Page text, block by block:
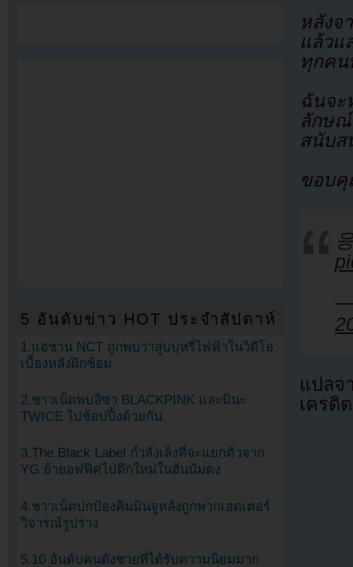
หลัง
แล้วแ
ทุกคน
ฉันจะ
ลักษ
สนับส
ขอบคุ
—
แปล
เครดิ
5 อันดับข่าว HOT ประจำสัปดาห์
1.แฮชาน NCT ถูกพบว่าสูบบุหรี่ไฟฟ้าในวิดีโอ
เบื้องหลังฝึกซ้อม
2.ชาวเน็ตพบลิซ่า BLACKPINK และมินะ
TWICE ไปช้อปปิ้งด้วยกัน
3.The Black Label กำลังเล็งที่จะแยกตัวจาก
YG ย้ายอฟฟิศไปตึกใหม่ในฮันนัมดง
4.ชาวเน็ตปกป้องคิมมินจูหลังถูกพวกเฮดเตอร์
วิจารณ์รูปร่าง
5.10 อันดับคนดังชายที่ได้รับความนิยมมาก